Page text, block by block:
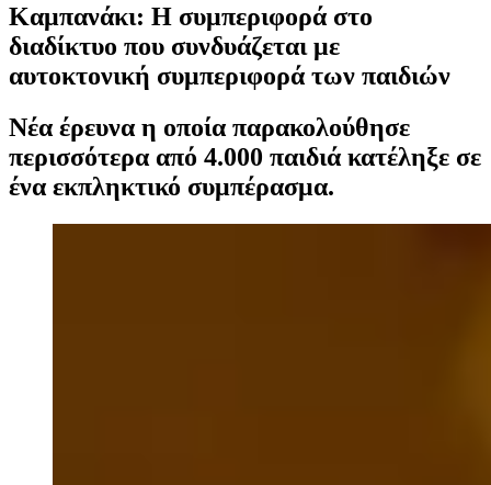
Καμπανάκι: Η συμπεριφορά στο
διαδίκτυο που συνδυάζεται με
αυτοκτονική συμπεριφορά των παιδιών
Νέα έρευνα η οποία παρακολούθησε
περισσότερα από 4.000 παιδιά κατέληξε σε
ένα εκπληκτικό συμπέρασμα.